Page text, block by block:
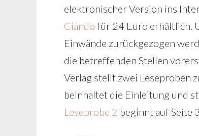
elektronischer Version ins
Ciando für 24 Euro erhältlich.
Einwände zurückgezogen
die betreffenden Stellen
Verlag stellt zwei Leseproben
beinhaltet die Einleitung und
Leseprobe 2 beginnt auf Seite